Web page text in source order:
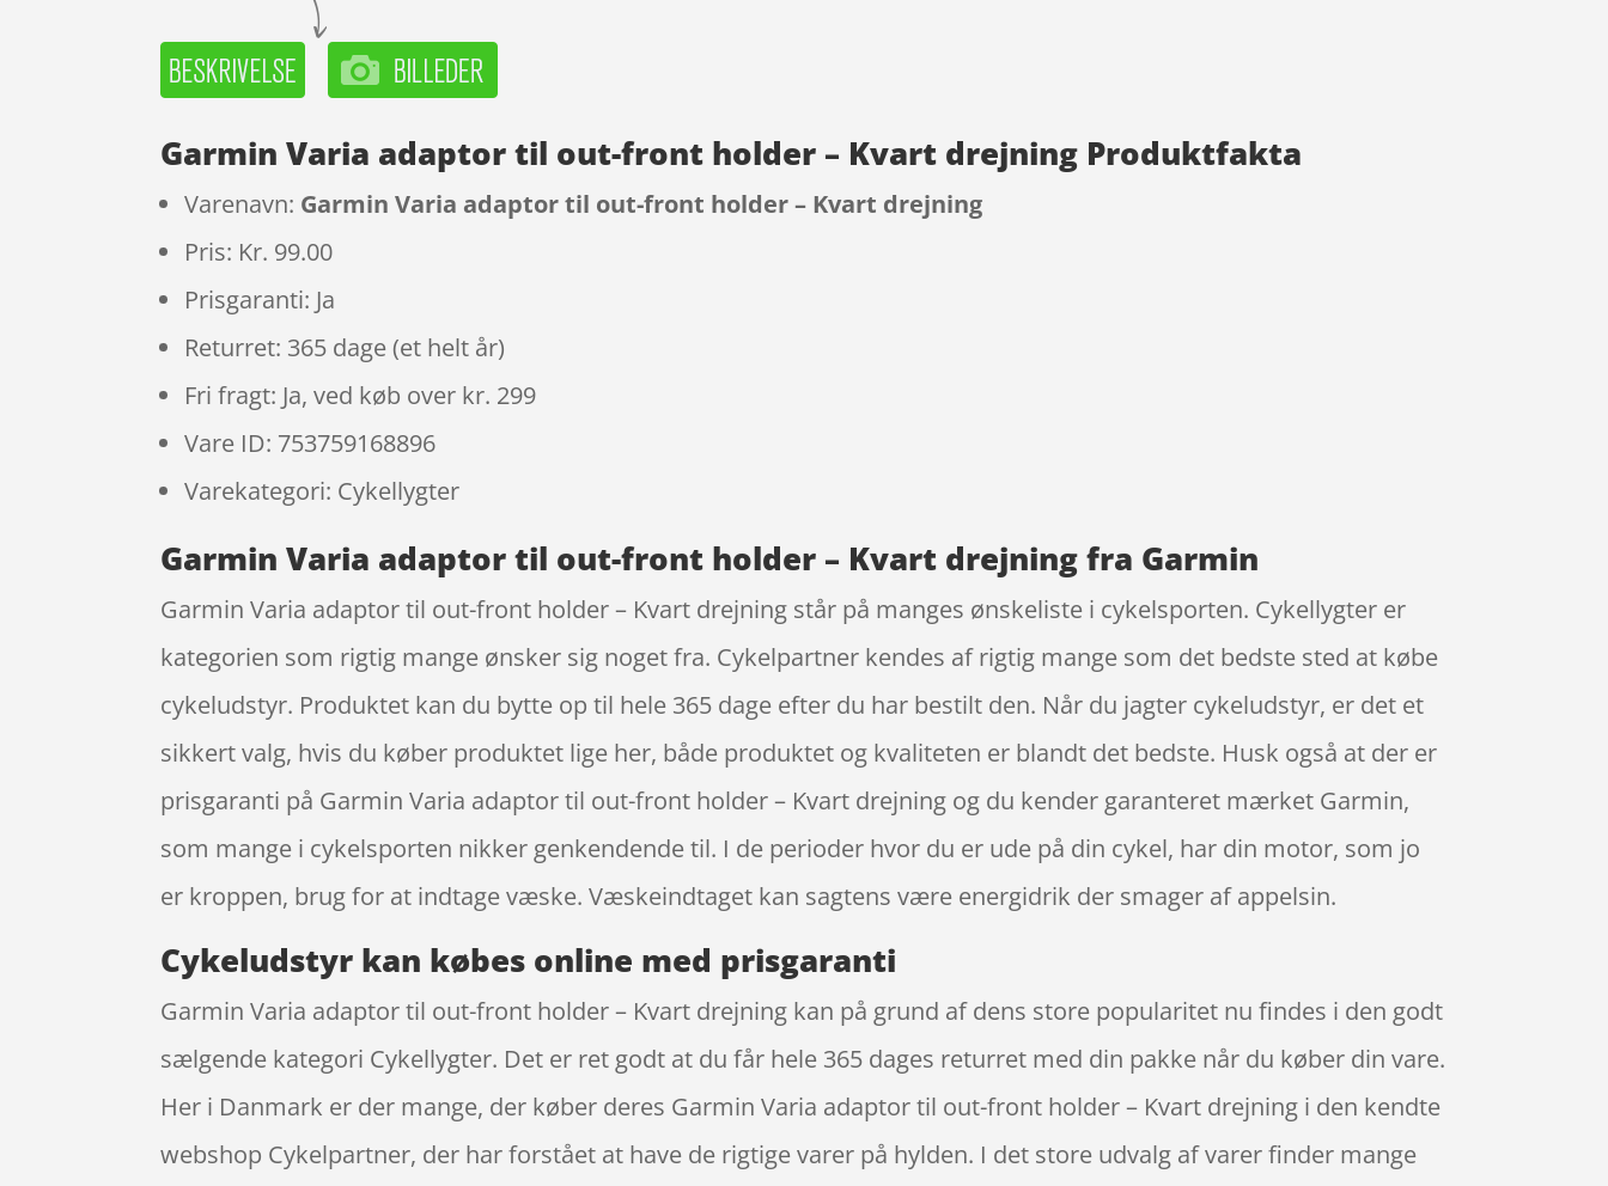
Garmin Varia adaptor til out-front holder – Kvart drejning Produktfakta
Varenavn: Garmin Varia adaptor til out-front holder – Kvart drejning
Pris: Kr. 99.00
Prisgaranti: Ja
Returret: 365 dage (et helt år)
Fri fragt: Ja, ved køb over kr. 299
Vare ID: 753759168896
Varekategori: Cykellygter
Garmin Varia adaptor til out-front holder – Kvart drejning fra Garmin
Garmin Varia adaptor til out-front holder – Kvart drejning står på manges ønskeliste i cykelsporten. Cykellygter er
kategorien som rigtig mange ønsker sig noget fra. Cykelpartner kendes af rigtig mange som det bedste sted at købe
cykeludstyr. Produktet kan du bytte op til hele 365 dage efter du har bestilt den. Når du jagter cykeludstyr, er det et
sikkert valg, hvis du køber produktet lige her, både produktet og kvaliteten er blandt det bedste. Husk også at der er
prisgaranti på Garmin Varia adaptor til out-front holder – Kvart drejning og du kender garanteret mærket Garmin,
som mange i cykelsporten nikker genkendende til. I de perioder hvor du er ude på din cykel, har din motor, som jo
er kroppen, brug for at indtage væske. Væskeindtaget kan sagtens være energidrik der smager af appelsin.
Cykeludstyr kan købes online med prisgaranti
Garmin Varia adaptor til out-front holder – Kvart drejning kan på grund af dens store popularitet nu findes i den godt
sælgende kategori Cykellygter. Det er ret godt at du får hele 365 dages returret med din pakke når du køber din vare.
Her i Danmark er der mange, der køber deres Garmin Varia adaptor til out-front holder – Kvart drejning i den kendte
webshop Cykelpartner, der har forstået at have de rigtige varer på hylden. I det store udvalg af varer finder mange